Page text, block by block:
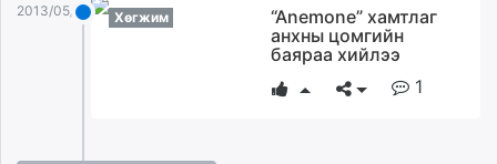
2013/05/05 Хөгжим
“Anemone” хамтлаг
анхны цомгийн
баяраа хийлээ
1